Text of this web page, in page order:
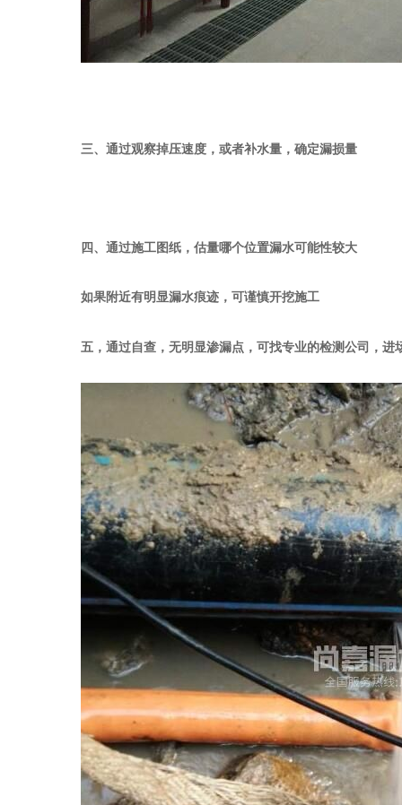
三、通过观察掉压速度，或者补水量，确定漏损量
四、通过施工图纸，估量哪个位置漏水可能性较大
如果附近有明显漏水痕迹，可谨慎开挖施工
五，通过自查，无明显渗漏点，可找专业的检测公司，进